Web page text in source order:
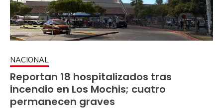
NACIONAL
Reportan 18 hospitalizados tras
incendio en Los Mochis; cuatro
permanecen graves